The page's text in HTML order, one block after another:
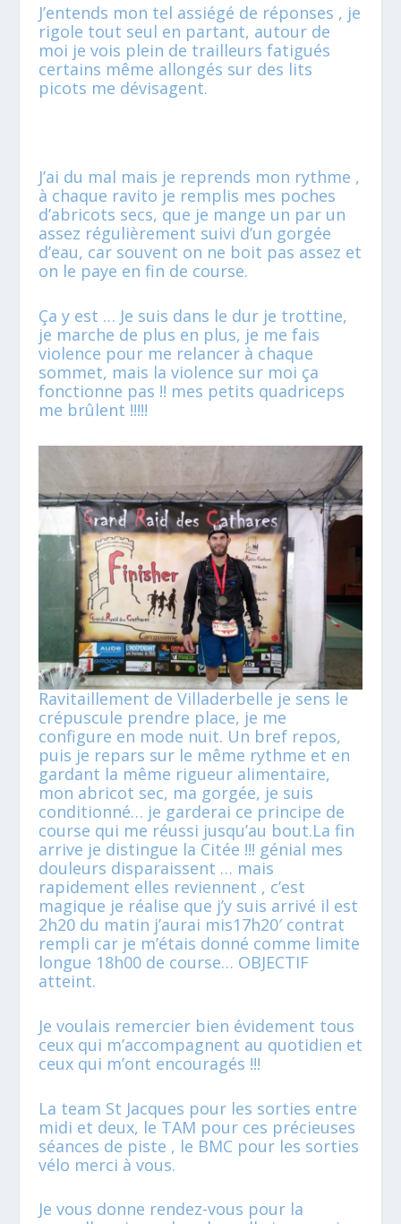
J’entends mon tel assiégé de réponses , je
rigole tout seul en partant, autour de
moi je vois plein de trailleurs fatigués
certains même allongés sur des lits
picots me dévisagent.
J’ai du mal mais je reprends mon rythme ,
à chaque ravito je remplis mes poches
d’abricots secs, que je mange un par un
assez régulièrement suivi d’un gorgée
d’eau, car souvent on ne boit pas assez et
on le paye en fin de course.
Ça y est … Je suis dans le dur je trottine,
je marche de plus en plus, je me fais
violence pour me relancer à chaque
sommet, mais la violence sur moi ça
fonctionne pas !! mes petits quadriceps
me brûlent !!!!!
Ravitaillement de Villaderbelle je sens le
crépuscule prendre place, je me
configure en mode nuit. Un bref repos,
puis je repars sur le même rythme et en
gardant la même rigueur alimentaire,
mon abricot sec, ma gorgée, je suis
conditionné… je garderai ce principe de
course qui me réussi jusqu’au bout.La fin
arrive je distingue la Citée !!! génial mes
douleurs disparaissent … mais
rapidement elles reviennent , c’est
magique je réalise que j’y suis arrivé il est
2h20 du matin j’aurai mis17h20′ contrat
rempli car je m’étais donné comme limite
longue 18h00 de course… OBJECTIF
atteint.
Je voulais remercier bien évidement tous
ceux qui m’accompagnent au quotidien et
ceux qui m’ont encouragés !!!
La team St Jacques pour les sorties entre
midi et deux, le TAM pour ces précieuses
séances de piste , le BMC pour les sorties
vélo merci à vous.
Je vous donne rendez-vous pour la